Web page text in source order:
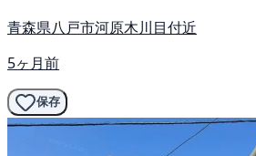
青森県八戸市河原木川目付近
5ヶ月前
保存